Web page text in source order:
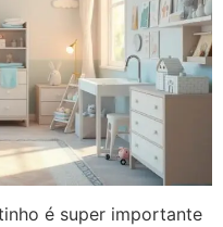
é super importante